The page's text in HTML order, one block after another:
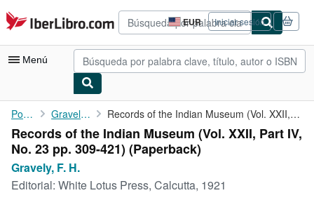
Pasar al contenido principal
IberLibro.com EUR
Preferencias
de
compra
del
Iniciar sesión
Menú
Mi cuenta
Consultar mis pedidos
Búsqueda avanzada
Colecciones
Portada Gravely, F. H. Records of the Indian Museum (Vol. XXII, Part IV, No. 23 pp. 309...
Records of the Indian Museum (Vol. XXII, Part IV,
No. 23 pp. 309-421) (Paperback)
Gravely, F. H.
Editorial: White Lotus Press, Calcutta, 1921